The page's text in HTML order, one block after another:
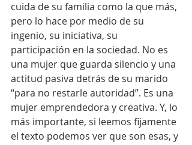
cuida de su familia como la que más,
pero lo hace por medio de su
ingenio, su iniciativa, su
participación en la sociedad. No es
una mujer que guarda silencio y una
actitud pasiva detrás de su marido
“para no restarle autoridad”. Es una
mujer emprendedora y creativa. Y, lo
más importante, si leemos fijamente
el texto podemos ver que son esas, y